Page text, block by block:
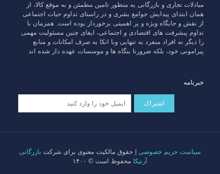
مبادلات تجاری و بازرگانی به منظور تامین مطمئن و به موقع کالا، از
همان ابتدای پیدایش جوامع بشری و در راستای تداوم حیات اجتماعی
از نقش و جایگاه ویژه و پر اهمیتی برخوردار بوده است. همزمان با
تداوم پیشرفت های اقتصادی و اجتماعی، ایفای چنین مسئولیت مهمی
را دیگر نه افراد منفرد به تنهایی وبا اتکا به صرف امکانات و منابع
پیرامونی خود، بلکه ضرورتا بنگاه ها و موسسات عهده دار شده اند
خبرنامه
سیاست حریم خصوصی | حقوق مالکیت معنوی برای شرکت بازرگانی
آرنیکا محفوظ است © ۱۴۰۰